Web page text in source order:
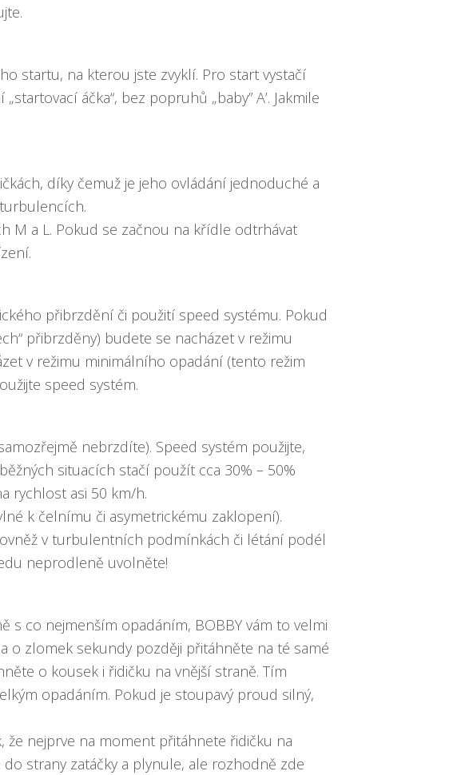
startu, na kterou jste zvyklí. Pro start vystačí
áčka“, bez popruhů „baby” A’. Jakmile
díky čemuž je jeho ovládání jednoduché a
M a L. Pokud se začnou na křídle odtrhávat
přibrzdění či použití speed systému. Pokud
přibrzděny) budete se nacházet v režimu
v režimu minimálního opadání (tento režim
speed systém.
nebrzdíte). Speed systém použijte,
situacích stačí použít cca 30% – 50%
rychlost asi 50 km/h.
k čelnímu či asymetrickému zaklopení).
v turbulentních podmínkách či létání podél
neprodleně uvolněte!
co nejmenším opadáním, BOBBY vám to velmi
o zlomek sekundy později přitáhněte na té samé
o kousek i řidičku na vnější straně. Tím
opadáním. Pokud je stoupavý proud silný,
nejprve na moment přitáhnete řidičku na
strany zatáčky a plynule, ale rozhodně zde